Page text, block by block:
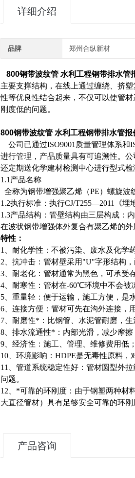
详细介绍
品牌 郑州合纵新材
800钢带波纹管 水利工程钢带排水管
主要支撑结构，在线上通过缠绕、挤
性等优良性结合起来，不仅可以使管
刚度低的问题。
800钢带波纹管 水利工程钢带排水管报
公司已通过ISO9001质量管理体系和
进行管理，产品质量具有可追溯性。
还定期送化学建材检测中心进行型式
1.1产品名称
全称为钢带增强聚乙烯（PE）螺旋波
1.2执行标准：执行CJ/T255—2011《埋
1.3产品结构：管壁结构由三层构成：
在波状钢带增强体外复合有聚乙烯的
特性 ：
1、耐化学性：不被污染、废水及化学
2、抗冲击：管材壁采用"U"字形结构
3、耐老化：管材通常为黑色，可承受
4、耐寒性：管材在-60℃环境中不会被
5、重量轻：便于运输，施工方便，是
6、连接方便：管材可先在沟外连接，
7、耐磨性*：比钢管、水泥管耐磨，生
8、排水流通性*：内部光滑，减少摩擦
9、经济性：施工、管理、维修费用低；
10、环境影响：HDPE是无毒性原料，
11、管道系统稳定性好：管材圆型外
问题。
12、*可靠的环刚度：由于钢塑两种材
大直径管材）具有足够安全可靠的环
产品咨询